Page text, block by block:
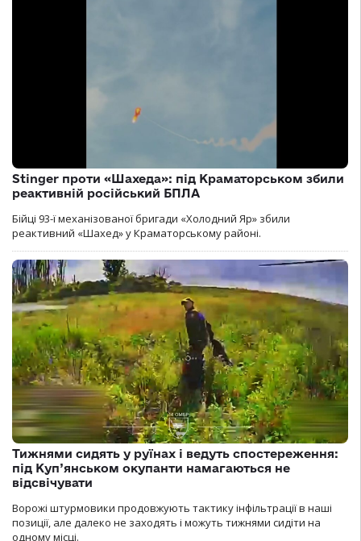
Stinger проти «Шахеда»: під Краматорськом збили
реактивній російський БПЛА
Бійці 93-ї механізованої бригади «Холодний Яр» збили
реактивний «Шахед» у Краматорському районі.
Тижнями сидять у руїнах і ведуть спостереження:
під Куп’янськом окупанти намагаються не
відсвічувати
Ворожі штурмовики продовжують тактику інфільтрації в наші
позиції, але далеко не заходять і можуть тижнями сидіти на
одному місці.